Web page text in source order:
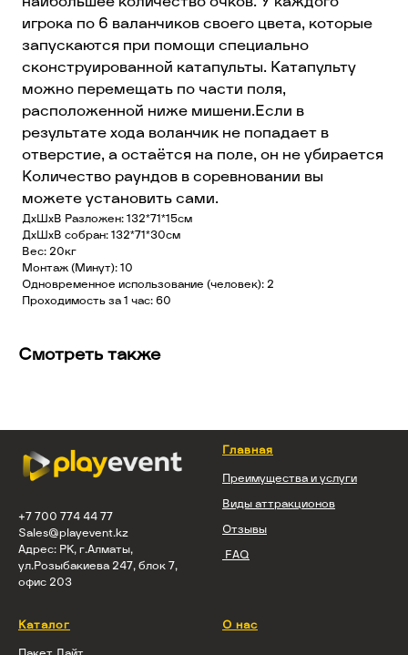
наибольшее количество очков. У каждого
игрока по 6 валанчиков своего цвета, которые
запускаются при помощи специально
сконструированной катапульты. Катапульту
можно перемещать по части поля,
расположенной ниже мишени.Если в
результате хода воланчик не попадает в
отверстие, а остаётся на поле, он не убирается
Количество раундов в соревновании вы
можете установить сами.
ДхШхВ Разложен: 132*71*15см
ДхШхВ собран: 132*71*30см
Вес: 20кг
Монтаж (Минут): 10
Одновременное использование (человек): 2
Проходимость за 1 час: 60
Смотреть также
+7 700 774 44 77
Sales@playevent.kz
Адрес: РК, г.Алматы,
ул.Розыбакиева 247, блок 7,
офис 203
Главная
Преимущества и услуги
Виды аттракционов
Отзывы
FAQ
Каталог О нас